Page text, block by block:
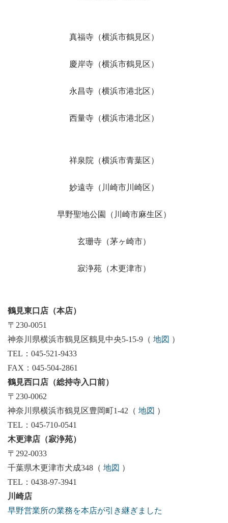
真福寺（横浜市鶴見区）
慶岸寺（横浜市鶴見区）
永昌寺（横浜市港北区）
西量寺（横浜市港北区）
祥泉院（横浜市青葉区）
妙遠寺（川崎市川崎区）
早野聖地公園（川崎市麻生区）
玄珊寺（茅ヶ崎市）
寂浄苑（木更津市）
鶴見東口店（本店）
〒230-0051
神奈川県横浜市鶴見区鶴見中央5-15-9（ 地図 ）
TEL：045-521-9433
FAX：045-504-2861
鶴見西口店（総持寺入口前）
〒230-0062
神奈川県横浜市鶴見区豊岡町1-42（ 地図 ）
TEL：045-710-0541
木更津店（寂浄苑）
〒292-0033
千葉県木更津市犬成348（ 地図 ）
TEL：0438-97-3941
川崎店
早野営業所の業務を本店が引き継ぎました